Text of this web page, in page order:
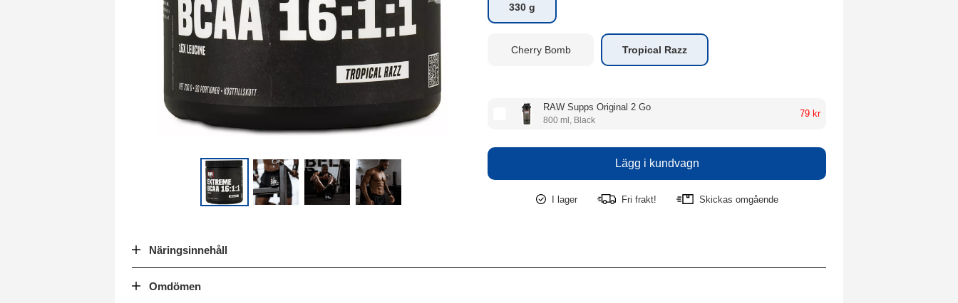
330 g
Cherry Bomb Tropical Razz
RAW Supps Original 2 Go
800 ml, Black
79 kr
I lager Fri frakt! Skickas omgående
Näringsinnehåll
Omdömen